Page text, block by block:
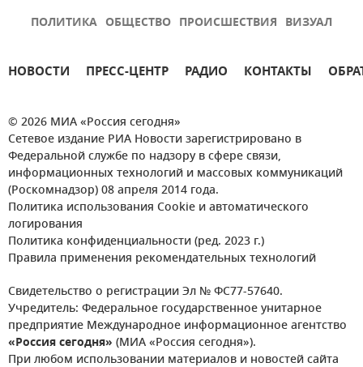
ПОЛИТИКА ОБЩЕСТВО ПРОИСШЕСТВИЯ ВИЗУАЛ
НОВОСТИ ПРЕСС-ЦЕНТР РАДИО КОНТАКТЫ
© 2026 МИА «Россия сегодня»
Сетевое издание РИА Новости зарегистрировано в
Федеральной службе по надзору в сфере связи,
информационных технологий и массовых коммуникаций
(Роскомнадзор) 08 апреля 2014 года.
Политика использования Cookie и автоматического
логирования
Политика конфиденциальности (ред. 2023 г.)
Правила применения рекомендательных технологий
Свидетельство о регистрации Эл № ФС77-57640.
Учредитель: Федеральное государственное унитарное
предприятие Международное информационное агентство
«Россия сегодня» (МИА «Россия сегодня»).
При любом использовании материалов и новостей сайта